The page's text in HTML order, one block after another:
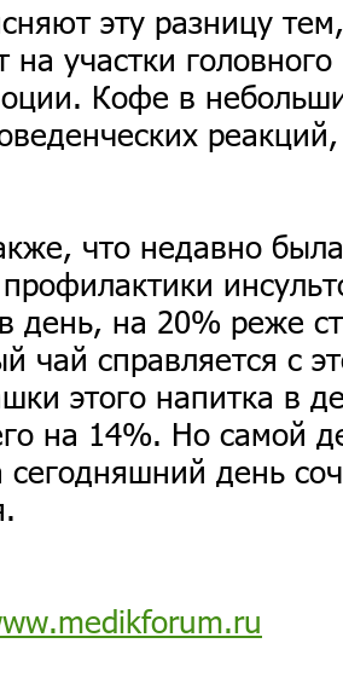
эту разницу
на участки
Кофе в
что недавно
день, на 20% реже
чай справляется с
этого напитка в
на 14%. Но самой
сегодняшний день